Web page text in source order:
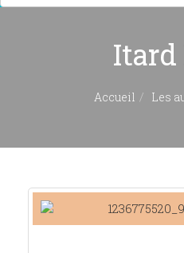
Itard
Accueil Les